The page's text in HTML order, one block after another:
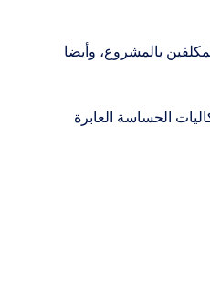
بالمشروع، وأيضا
الحساسة العابرة